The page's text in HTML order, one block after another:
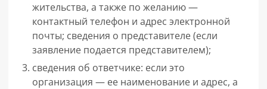
жительства, а также по желанию —
контактный телефон и адрес электронной
почты; сведения о представителе (если
заявление подается представителем);
сведения об ответчике: если это
организация — ее наименование и адрес, а